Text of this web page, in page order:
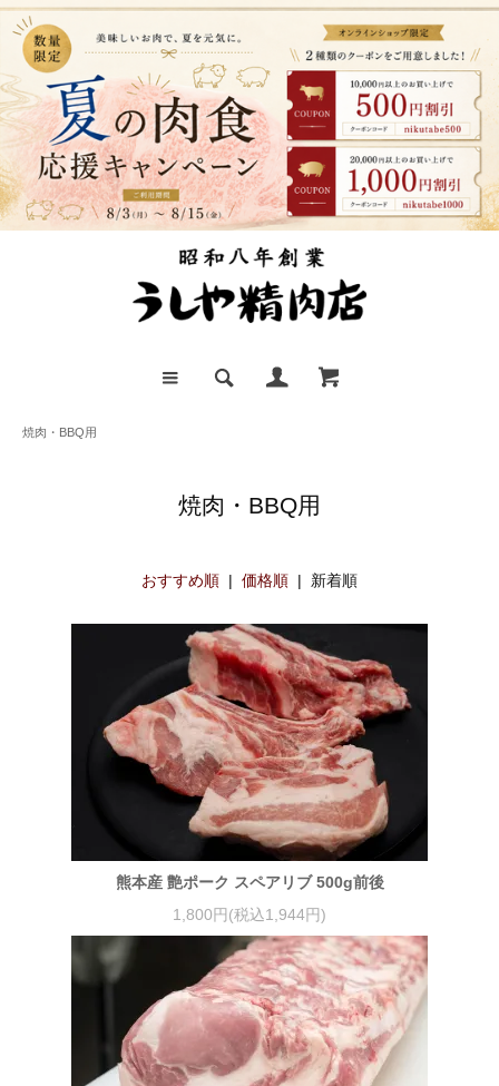
焼肉・BBQ用
焼肉・BBQ用
おすすめ順 | 価格順 | 新着順
熊本産 艶ポーク スペアリブ 500g前後
1,800円(税込1,944円)